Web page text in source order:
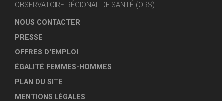
OBSERVATOIRE RÉGIONAL DE SANTÉ (ORS)
NOUS CONTACTER
PRESSE
OFFRES D'EMPLOI
ÉGALITÉ FEMMES-HOMMES
PLAN DU SITE
MENTIONS LÉGALES